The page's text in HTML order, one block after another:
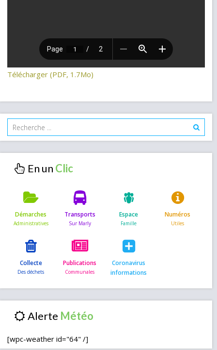
Télécharger (PDF, 1.7Mo)
En un
Démarches Transports Espace Numéros
Collecte Publications
Coronavirus
informations
Alerte
[wpc-weather id="64" /]